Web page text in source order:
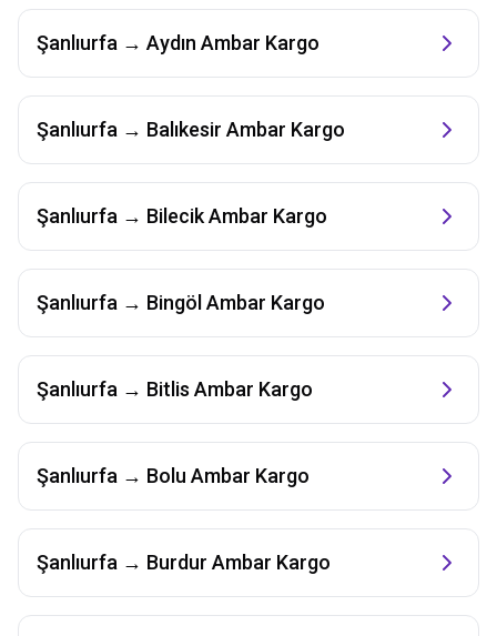
Şanlıurfa → Aydın Ambar Kargo
Şanlıurfa → Balıkesir Ambar Kargo
Şanlıurfa → BilecikAmbar Kargo
Şanlıurfa → Bingöl Ambar Kargo
Şanlıurfa → Bitlis Ambar Kargo
Şanlıurfa → Bolu Ambar Kargo
Şanlıurfa → Burdur Ambar Kargo